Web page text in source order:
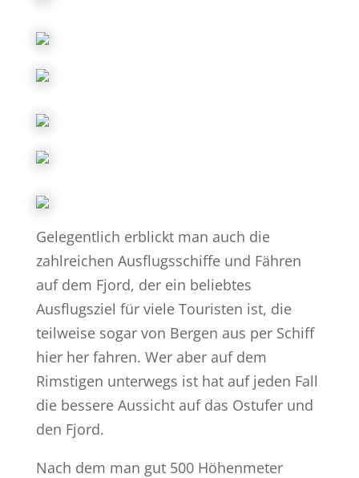
Gelegentlich erblickt man auch die
zahlreichen Ausflugsschiffe und Fähren
auf dem Fjord, der ein beliebtes
Ausflugsziel für viele Touristen ist, die
teilweise sogar von Bergen aus per Schiff
hier her fahren. Wer aber auf dem
Rimstigen unterwegs ist hat auf jeden Fall
die bessere Aussicht auf das Ostufer und
den Fjord.
Nach dem man gut 500 Höhenmeter